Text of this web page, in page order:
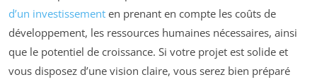
d’un investissement en prenant en compte les coûts de
développement, les ressources humaines nécessaires, ainsi
que le potentiel de croissance. Si votre projet est solide et
vous disposez d’une vision claire, vous serez bien préparé